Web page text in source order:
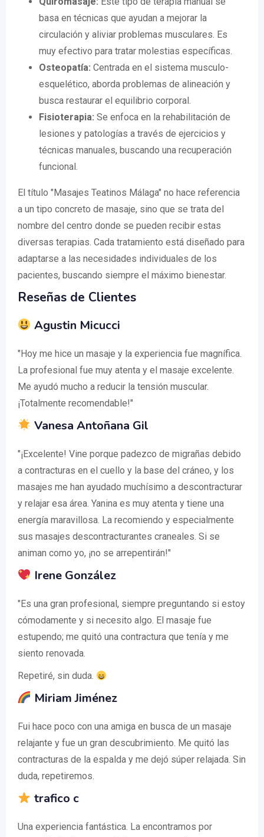
basa en técnicas que ayudan a mejorar la
circulación y aliviar problemas musculares. Es
muy efectivo para tratar molestias específicas.
Osteopatía: Centrada en el sistema musculo-
esquelético, aborda problemas de alineación y
busca restaurar el equilibrio corporal.
Fisioterapia: Se enfoca en la rehabilitación de
lesiones y patologías a través de ejercicios y
técnicas manuales, buscando una recuperación
funcional.
El título "Masajes Teatinos Málaga" no hace referencia
a un tipo concreto de masaje, sino que se trata del
nombre del centro donde se pueden recibir estas
diversas terapias. Cada tratamiento está diseñado para
adaptarse a las necesidades individuales de los
pacientes, buscando siempre el máximo bienestar.
Reseñas de Clientes
Agustin Micucci
"Hoy me hice un masaje y la experiencia fue magnífica.
La profesional fue muy atenta y el masaje excelente.
Me ayudó mucho a reducir la tensión muscular.
¡Totalmente recomendable!"
Vanesa Antoñana Gil
"¡Excelente! Vine porque padezco de migrañas debido
a contracturas en el cuello y la base del cráneo, y los
masajes me han ayudado muchísimo a descontracturar
y relajar esa área. Yanina es muy atenta y tiene una
energía maravillosa. La recomiendo y especialmente
sus masajes descontracturantes craneales. Si se
animan como yo, ¡no se arrepentirán!"
Irene González
"Es una gran profesional, siempre preguntando si estoy
cómodamente y si necesito algo. El masaje fue
estupendo; me quitó una contractura que tenía y me
siento renovada.
Repetiré, sin duda.
Miriam Jiménez
Fui hace poco con una amiga en busca de un masaje
relajante y fue un gran descubrimiento. Me quitó las
contracturas de la espalda y me dejó súper relajada. Sin
duda, repetiremos.
trafico c
Una experiencia fantástica. La encontramos por